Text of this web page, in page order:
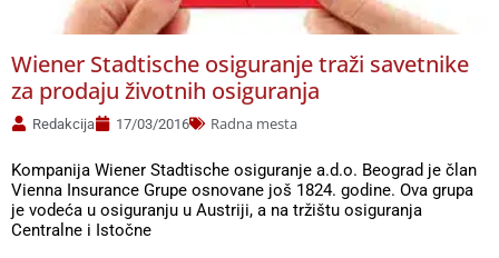
Wiener Stadtische osiguranje traži savetnike
za prodaju životnih osiguranja
Redakcija 17/03/2016 Radna mesta
Kompanija Wiener Stadtische osiguranje a.d.o. Beograd je član
Vienna Insurance Grupe osnovane još 1824. godine. Ova grupa
je vodeća u osiguranju u Austriji, a na tržištu osiguranja
Centralne i Istočne